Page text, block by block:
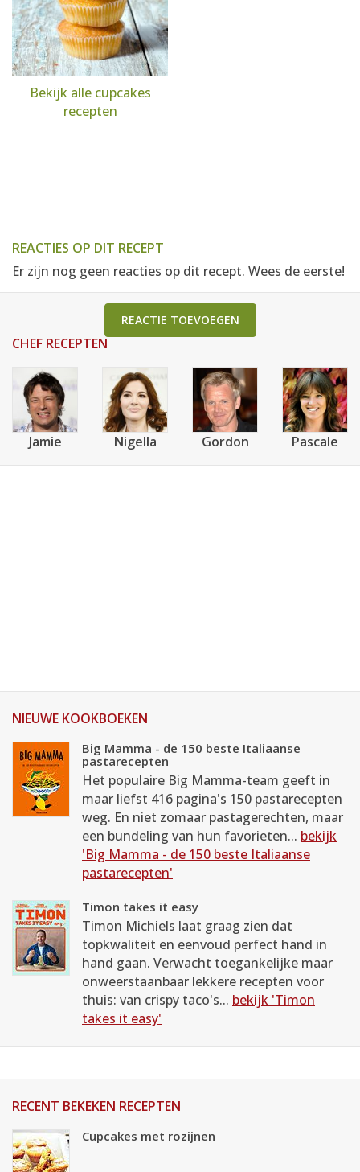
Bekijk alle cupcakes
recepten
REACTIES OP DIT RECEPT
Er zijn nog geen reacties op dit recept. Wees de eerste!
REACTIE TOEVOEGEN
CHEF RECEPTEN
Jamie Nigella Gordon Pascale
NIEUWE KOOKBOEKEN
Big Mamma - de 150 beste Italiaanse
pastarecepten
Het populaire Big Mamma-team geeft in
maar liefst 416 pagina's 150 pastarecepten
weg. En niet zomaar pastagerechten, maar
een bundeling van hun favorieten... bekijk
'Big Mamma - de 150 beste Italiaanse
pastarecepten'
Timon takes it easy
Timon Michiels laat graag zien dat
topkwaliteit en eenvoud perfect hand in
hand gaan. Verwacht toegankelijke maar
onweerstaanbaar lekkere recepten voor
thuis: van crispy taco's... bekijk 'Timon
takes it easy'
RECENT BEKEKEN RECEPTEN
Cupcakes met rozijnen